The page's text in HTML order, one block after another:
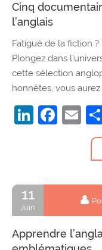
Cinq
l’anglais
Fatigué de la fiction
Plongez dans
cette sélection
honnêtes, vous
11
Juin
Apprendre